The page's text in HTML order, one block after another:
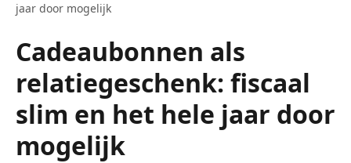
jaar door mogelijk
Cadeaubonnen als
relatiegeschenk: fiscaal
slim en het hele jaar door
mogelijk